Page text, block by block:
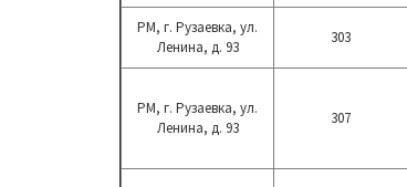
РМ, г. Рузаевка, ул.
Ленина, д. 93
303
РМ, г. Рузаевка, ул.
Ленина, д. 93
307